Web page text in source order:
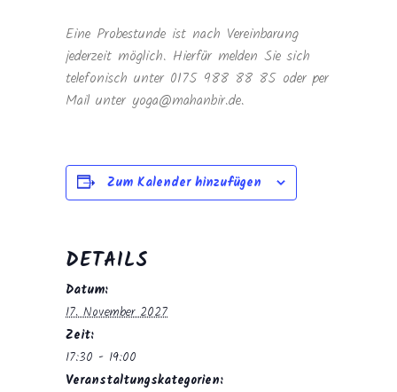
Eine Probestunde ist nach Vereinbarung
jederzeit möglich. Hierfür melden Sie sich
telefonisch unter 0175 988 88 85 oder per
Mail unter yoga@mahanbir.de.
Zum Kalender hinzufügen
DETAILS
Datum:
17. November 2027
Zeit:
17:30 - 19:00
Veranstaltungskategorien: